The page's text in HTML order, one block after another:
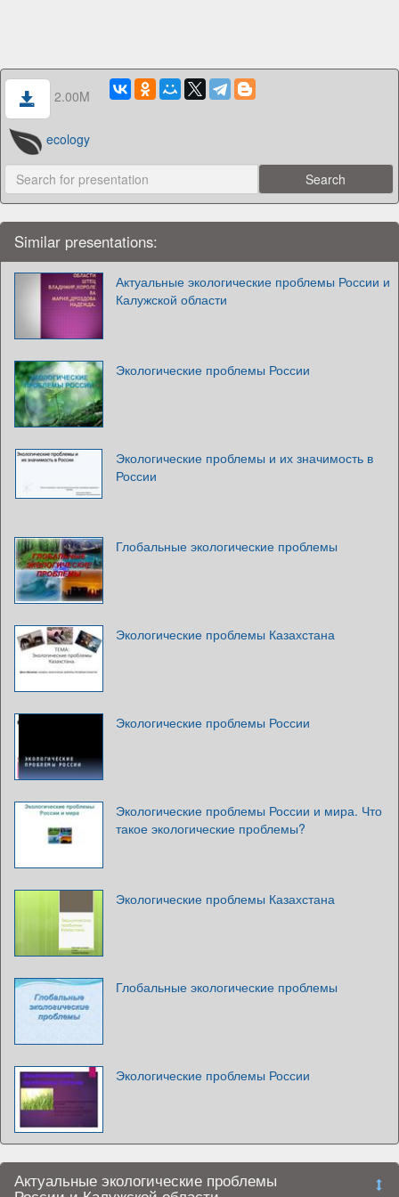
2.00M
ecology
Similar presentations:
Актуальные экологические проблемы России и
Калужской области
Экологические проблемы России
Экологические проблемы и их значимость в
России
Глобальные экологические проблемы
Экологические проблемы Казахстана
Экологические проблемы России
Экологические проблемы России и мира. Что
такое экологические проблемы?
Экологические проблемы Казахстана
Глобальные экологические проблемы
Экологические проблемы России
Актуальные экологические проблемы